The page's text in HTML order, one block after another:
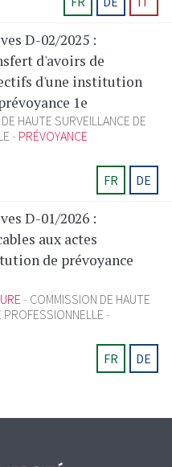
D-02/2025 :
d'avoirs de
d'une institution
1e
HAUTE SURVEILLANCE DE
PRÉVOYANCE
FR
DE
D-01/2026 :
aux actes
de prévoyance
COMMISSION DE HAUTE
PROFESSIONNELLE
FR
DE